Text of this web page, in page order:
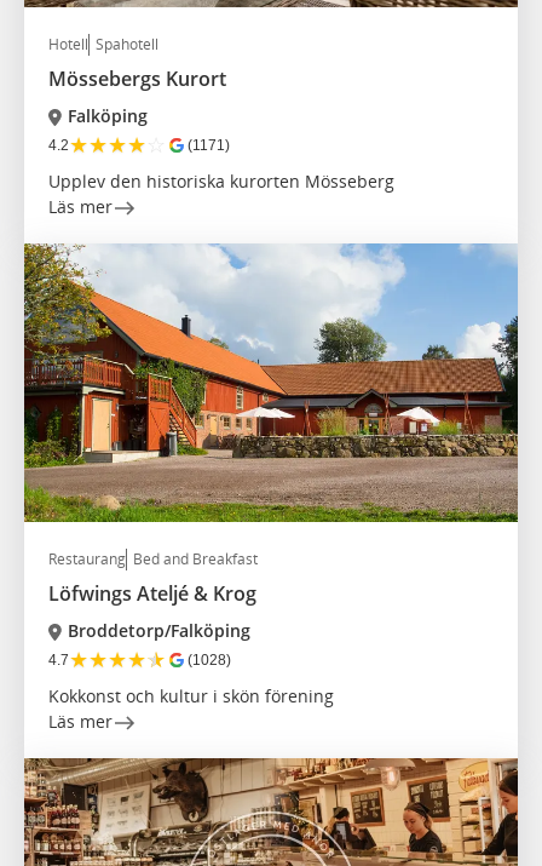
Hotell Spahotell
Mössebergs Kurort
Falköping
4.2★★★★☆ (1171)
Upplev den historiska kurorten Mösseberg
Läs mer
Restaurang Bed and Breakfast
Löfwings Ateljé & Krog
Broddetorp/Falköping
4.7★★★★★ (1028)
Kokkonst och kultur i skön förening
Läs mer